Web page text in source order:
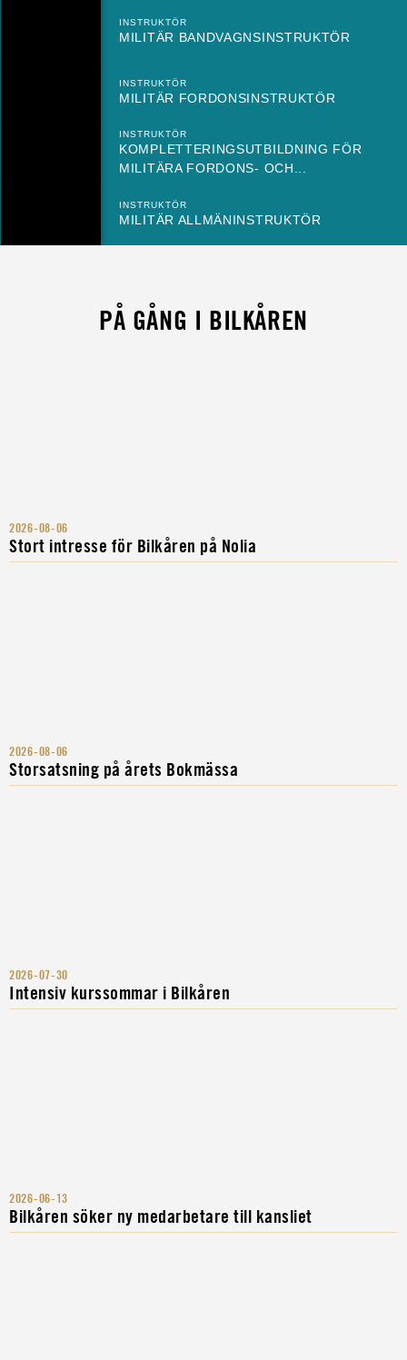
INSTRUKTÖR
MILITÄR BANDVAGNSINSTRUKTÖR
INSTRUKTÖR
MILITÄR FORDONSINSTRUKTÖR
INSTRUKTÖR
KOMPLETTERINGSUTBILDNING FÖR
MILITÄRA FORDONS- OCH...
INSTRUKTÖR
MILITÄR ALLMÄNINSTRUKTÖR
PÅ GÅNG I BILKÅREN
2026-08-06
Stort intresse för Bilkåren på Nolia
2026-08-06
Storsatsning på årets Bokmässa
2026-07-30
Intensiv kurssommar i Bilkåren
2026-06-13
Bilkåren söker ny medarbetare till kansliet